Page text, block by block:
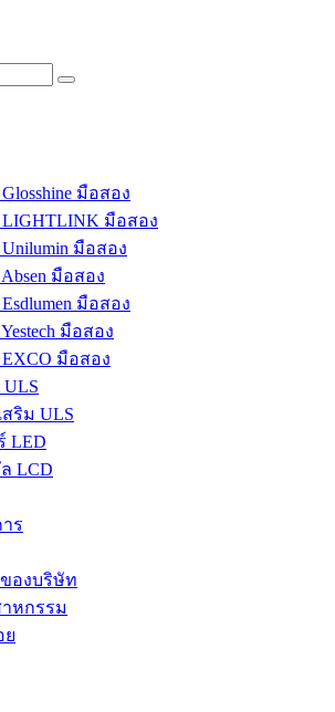
มือสอง
LIGHTLINK มือสอง
มือสอง
มือสอง
มือสอง
มือสอง
มือสอง
ริม ULS
LED
LCD
ร
องบริษัท
หกรรม
ย